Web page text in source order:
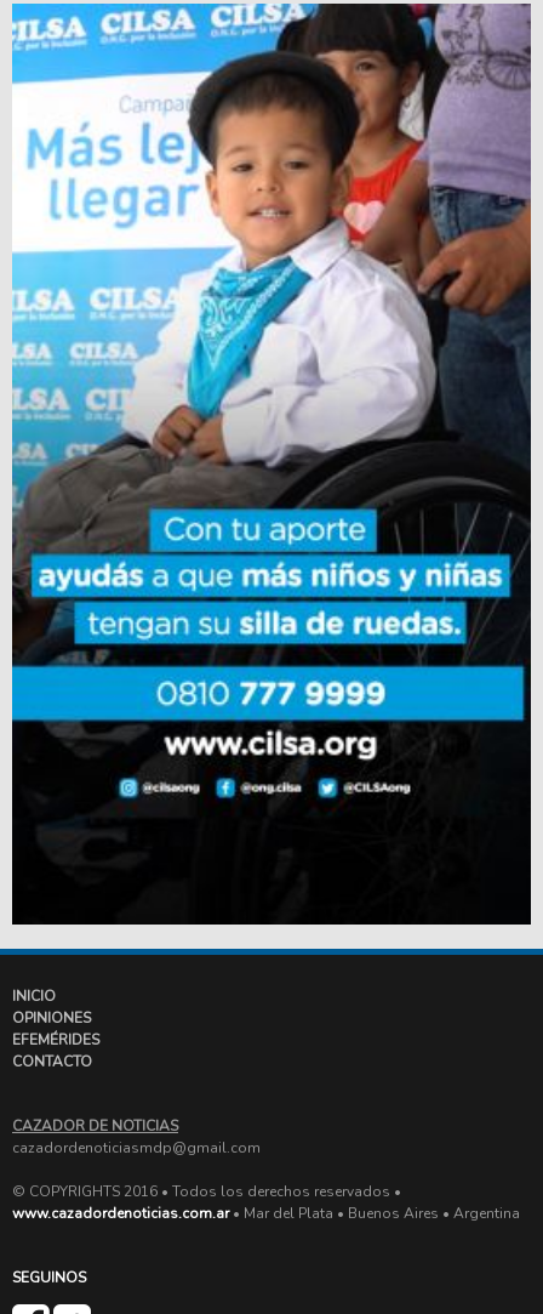
INICIO
OPINIONES
EFEMÉRIDES
CONTACTO
CAZADOR DE NOTICIAS
cazadordenoticiasmdp@gmail.com
© COPYRIGHTS 2016 • Todos los derechos reservados •
www.cazadordenoticias.com.ar• Mar del Plata • Buenos Aires • Argentina
SEGUINOS